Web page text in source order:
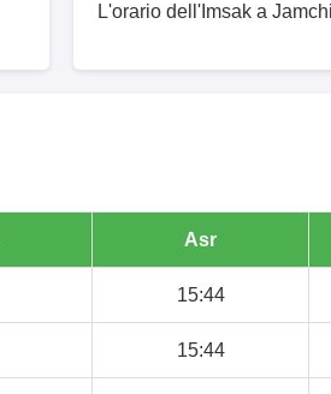
L'orario dell'Imsak a
Asr
15:44
15:44